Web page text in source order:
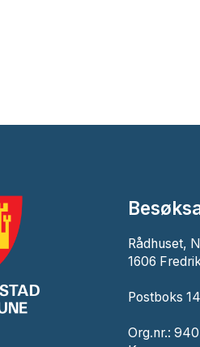
Rådhuset,
1606
Postboks
Org.nr.: